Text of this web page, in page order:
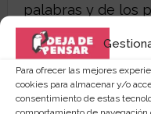
Para ofrecer las mejores
cookies para almacenar y/o
consentimiento de estas
comportamiento de
palabras y de los
encanta investigar
descubrimientos
gusta el mar y